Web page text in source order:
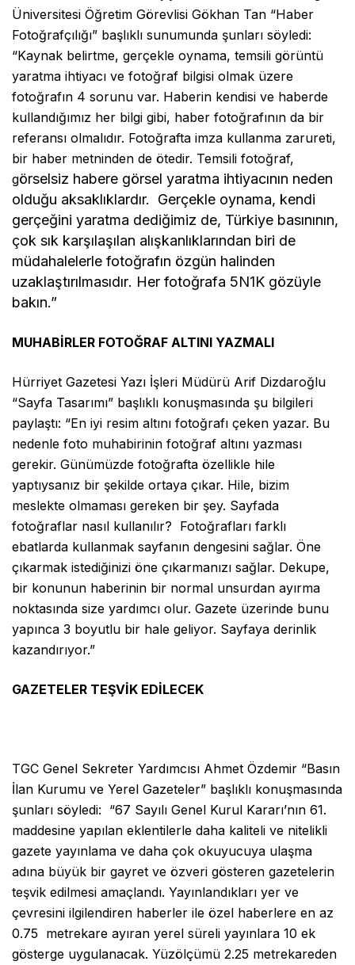
Üniversitesi Öğretim Görevlisi Gökhan Tan “Haber
Fotoğrafçılığı” başlıklı sunumunda şunları söyledi:
“Kaynak belirtme, gerçekle oynama, temsili görüntü
yaratma ihtiyacı ve fotoğraf bilgisi olmak üzere
fotoğrafın 4 sorunu var. Haberin kendisi ve haberde
kullandığımız her bilgi gibi, haber fotoğrafının da bir
referansı olmalıdır. Fotoğrafta imza kullanma zarureti,
bir haber metninden de ötedir. Temsili fotoğraf,
görselsiz habere görsel yaratma ihtiyacının neden
olduğu aksaklıklardır. Gerçekle oynama, kendi
gerçeğini yaratma dediğimiz de, Türkiye basınının,
çok sık karşılaşılan alışkanlıklarından biri de
müdahalelerle fotoğrafın özgün halinden
uzaklaştırılmasıdır. Her fotoğrafa 5N1K gözüyle
bakın.”
MUHABİRLER FOTOĞRAF ALTINI YAZMALI
Hürriyet Gazetesi Yazı İşleri Müdürü Arif Dizdaroğlu
“Sayfa Tasarımı” başlıklı konuşmasında şu bilgileri
paylaştı: “En iyi resim altını fotoğrafı çeken yazar. Bu
nedenle foto muhabirinin fotoğraf altını yazması
gerekir. Günümüzde fotoğrafta özellikle hile
yaptıysanız bir şekilde ortaya çıkar. Hile, bizim
meslekte olmaması gereken bir şey. Sayfada
fotoğraflar nasıl kullanılır? Fotoğrafları farklı
ebatlarda kullanmak sayfanın dengesini sağlar. Öne
çıkarmak istediğinizi öne çıkarmanızı sağlar. Dekupe,
bir konunun haberinin bir normal unsurdan ayırma
noktasında size yardımcı olur. Gazete üzerinde bunu
yapınca 3 boyutlu bir hale geliyor. Sayfaya derinlik
kazandırıyor.”
GAZETELER TEŞVİK EDİLECEK
TGC Genel Sekreter Yardımcısı Ahmet Özdemir “Basın
İlan Kurumu ve Yerel Gazeteler” başlıklı konuşmasında
şunları söyledi: “67 Sayılı Genel Kurul Kararı’nın 61.
maddesine yapılan eklentilerle daha kaliteli ve nitelikli
gazete yayınlama ve daha çok okuyucuya ulaşma
adına büyük bir gayret ve özveri gösteren gazetelerin
teşvik edilmesi amaçlandı. Yayınlandıkları yer ve
çevresini ilgilendiren haberler ile özel haberlere en az
0.75 metrekare ayıran yerel süreli yayınlara 10 ek
gösterge uygulanacak. Yüzölçümü 2.25 metrekareden